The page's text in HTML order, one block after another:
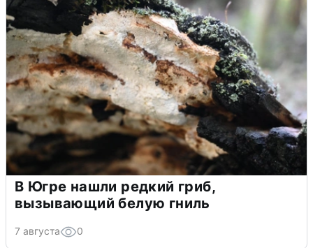
В Югре нашли редкий гриб,
вызывающий белую гниль
7 августа 0